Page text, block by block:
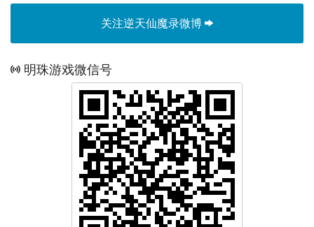
关注逆天仙魔录微博
明珠游戏微信号